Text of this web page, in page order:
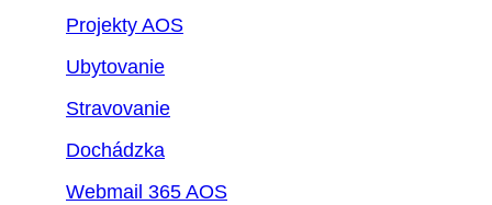
Projekty AOS
Ubytovanie
Stravovanie
Dochádzka
Webmail 365 AOS